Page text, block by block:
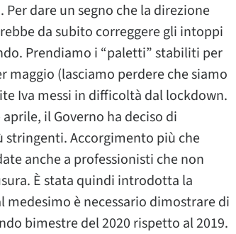
dare un segno che la direzione
da subito correggere gli intoppi
Prendiamo i “paletti” stabiliti per
maggio (lasciamo perdere che siamo
Iva messi in difficoltà dal lockdown.
il Governo ha deciso di
Accorgimento più che
anche a professionisti che non
È stata quindi introdotta la
medesimo è necessario dimostrare di
bimestre del 2020 rispetto al 2019.